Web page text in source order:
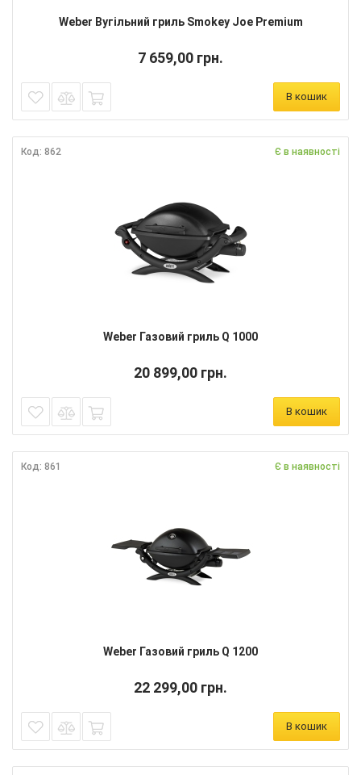
Weber Вугільний гриль Smokey Joe Premium
7 659,00 грн.
В кошик
Код: 862 Є в наявності
Weber Газовий гриль Q 1000
20 899,00 грн.
В кошик
Код: 861 Є в наявності
Weber Газовий гриль Q 1200
22 299,00 грн.
В кошик